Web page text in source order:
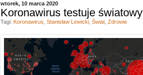
wtorek, 10 marca 2020
Koronawirus testuje
Tagi: Koronawirus Stanisław Lewicki, Świat, Zdrowie